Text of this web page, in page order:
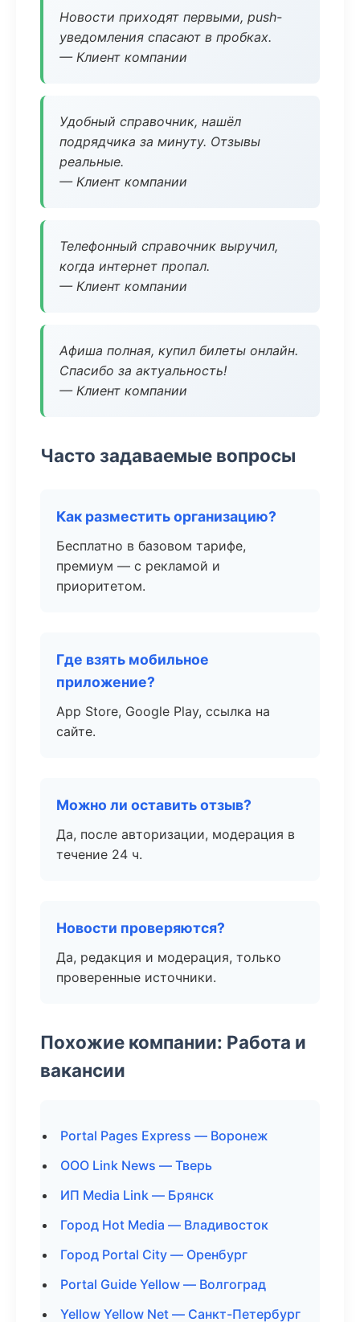
Новости приходят первыми, push-
уведомления спасают в пробках.
— Клиент компании
Удобный справочник, нашёл
подрядчика за минуту. Отзывы
реальные.
— Клиент компании
Телефонный справочник выручил,
когда интернет пропал.
— Клиент компании
Афиша полная, купил билеты онлайн.
Спасибо за актуальность!
— Клиент компании
Часто задаваемые вопросы
Как разместить организацию?
Бесплатно в базовом тарифе,
премиум — с рекламой и
приоритетом.
Где взять мобильное
приложение?
App Store, Google Play, ссылка на
сайте.
Можно ли оставить отзыв?
Да, после авторизации, модерация в
течение 24 ч.
Новости проверяются?
Да, редакция и модерация, только
проверенные источники.
Похожие компании: Работа и
вакансии
Portal Pages Express — Воронеж
ООО Link News — Тверь
ИП Media Link — Брянск
Город Hot Media — Владивосток
Город Portal City — Оренбург
Portal Guide Yellow — Волгоград
Yellow Yellow Net — Санкт-Петербург